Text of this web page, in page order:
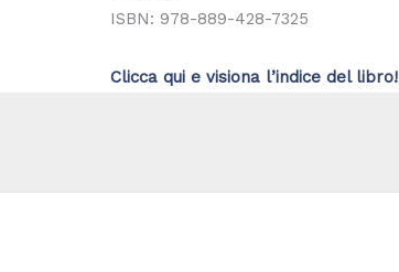
ISBN: 978-889-428-7325
Clicca qui e visiona l’indice del libro!